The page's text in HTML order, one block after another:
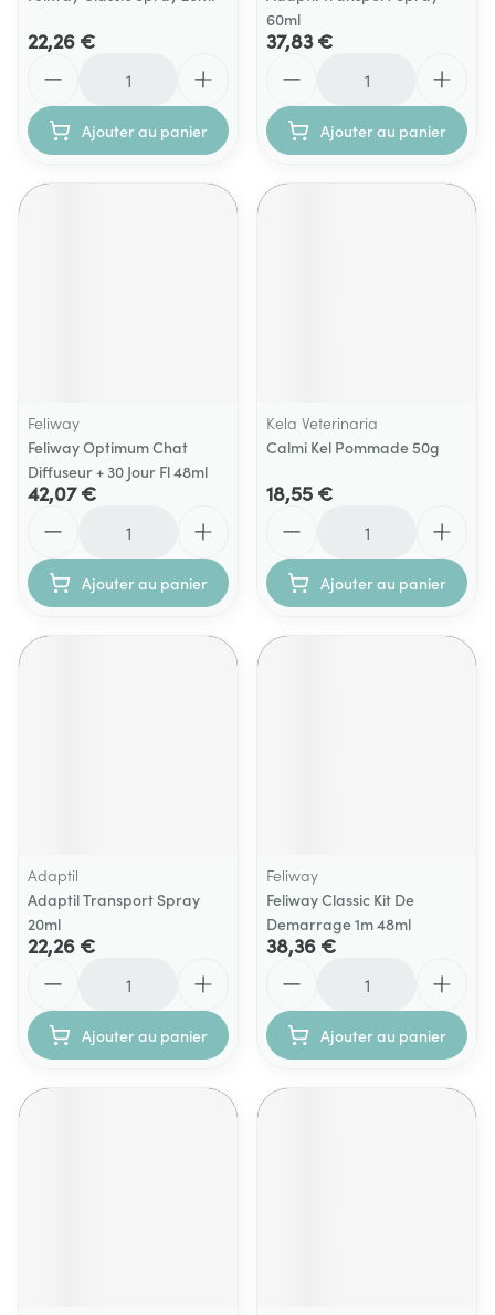
22,26 €
Ajouter au panier
60ml
37,83 €
Ajouter au panier
Feliway
Feliway Optimum Chat
Diffuseur + 30 Jour Fl 48ml
42,07 €
Ajouter au panier
Kela Veterinaria
Calmi Kel Pommade 50g
18,55 €
Ajouter au panier
Adaptil
Adaptil Transport Spray
20ml
22,26 €
Ajouter au panier
Feliway
Feliway Classic Kit De
Demarrage 1m 48ml
38,36 €
Ajouter au panier